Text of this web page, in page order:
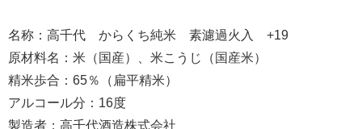
名称：高千代 からくち純米 素濾過火入 +19
原材料名：米（国産）、米こうじ（国産米）
精米歩合：65％（扁平精米）
アルコール分：16度
製造者；高千代酒造株式会社